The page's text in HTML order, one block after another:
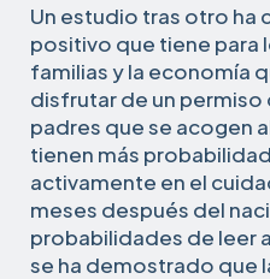
Un estudio tras otro
positivo que tiene para
familias y la economía
disfrutar de un
padres que se acogen
tienen más
activamente en el
meses después del
probabilidades de leer
se ha demostrado que